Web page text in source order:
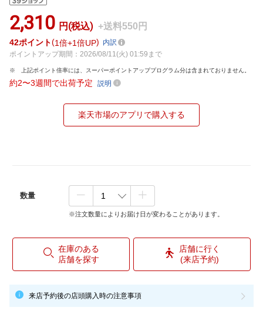
2,310 円(税込) +送料550円
42ポイント 1倍 1倍UP
内訳
ポイントアップ期間：2026/08/11(火) 01:59まで
上記ポイント倍率には、スーパーポイントアッププログラム分は含まれておりません。
約2〜3週間で出荷予定 説明
楽天市場のアプリで購入する
数量
※注文数量によりお届け日が変わることがあります。
在庫のある
店舗を探す
店舗に行く
(来店予約)
来店予約後の店頭購入時の注意事項